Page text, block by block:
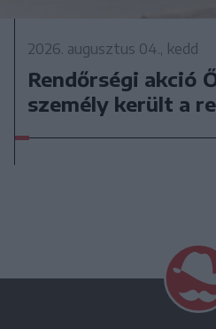
2026. augusztus 04., kedd
Rendőrségi akció
személy került a